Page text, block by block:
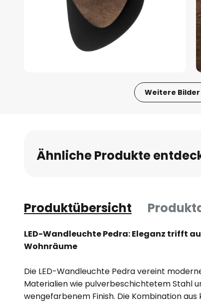
Weitere
Bildgalerie
springen
Ähnliche Produkte
Produktübersicht
LED-Wandleuchte Pedra: Eleganz trifft
Wohnräume
Die LED-Wandleuchte Pedra vereint
Materialien wie pulverbeschichtetem Stahl
wengefarbenem Finish. Die Kombination